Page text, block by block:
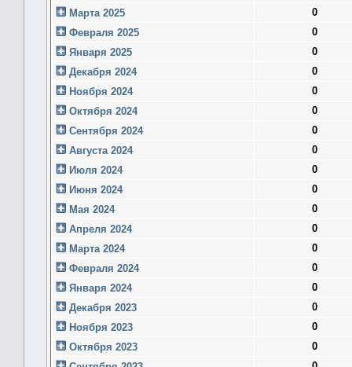
Марта 2025
0
Февраля 2025
0
Января 2025
0
Декабря 2024
0
Ноября 2024
0
Октября 2024
0
Сентября 2024
0
Августа 2024
0
Июля 2024
0
Июня 2024
0
Мая 2024
0
Апреля 2024
0
Марта 2024
0
Февраля 2024
0
Января 2024
0
Декабря 2023
0
Ноября 2023
0
Октября 2023
0